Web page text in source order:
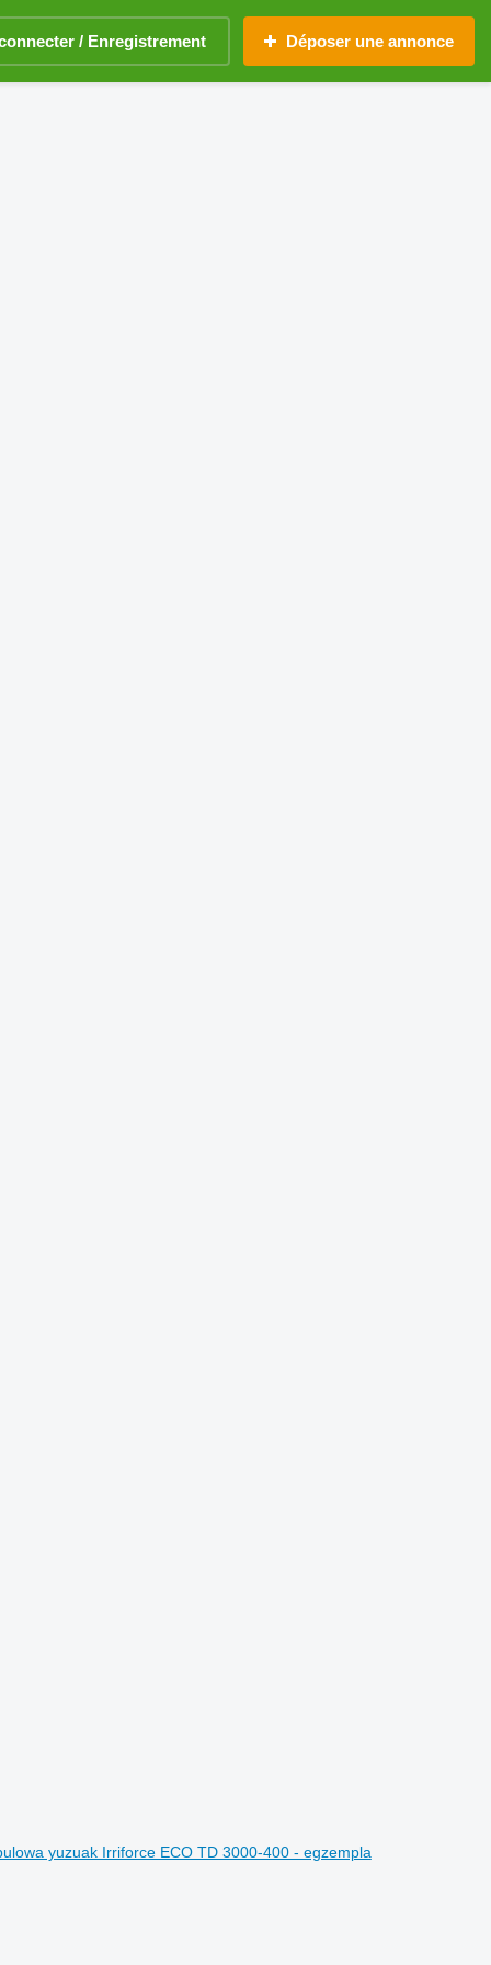
/ Enregistrement Déposer une annonce
yuzuak Irriforce ECO TD 3000-400 - egzempla